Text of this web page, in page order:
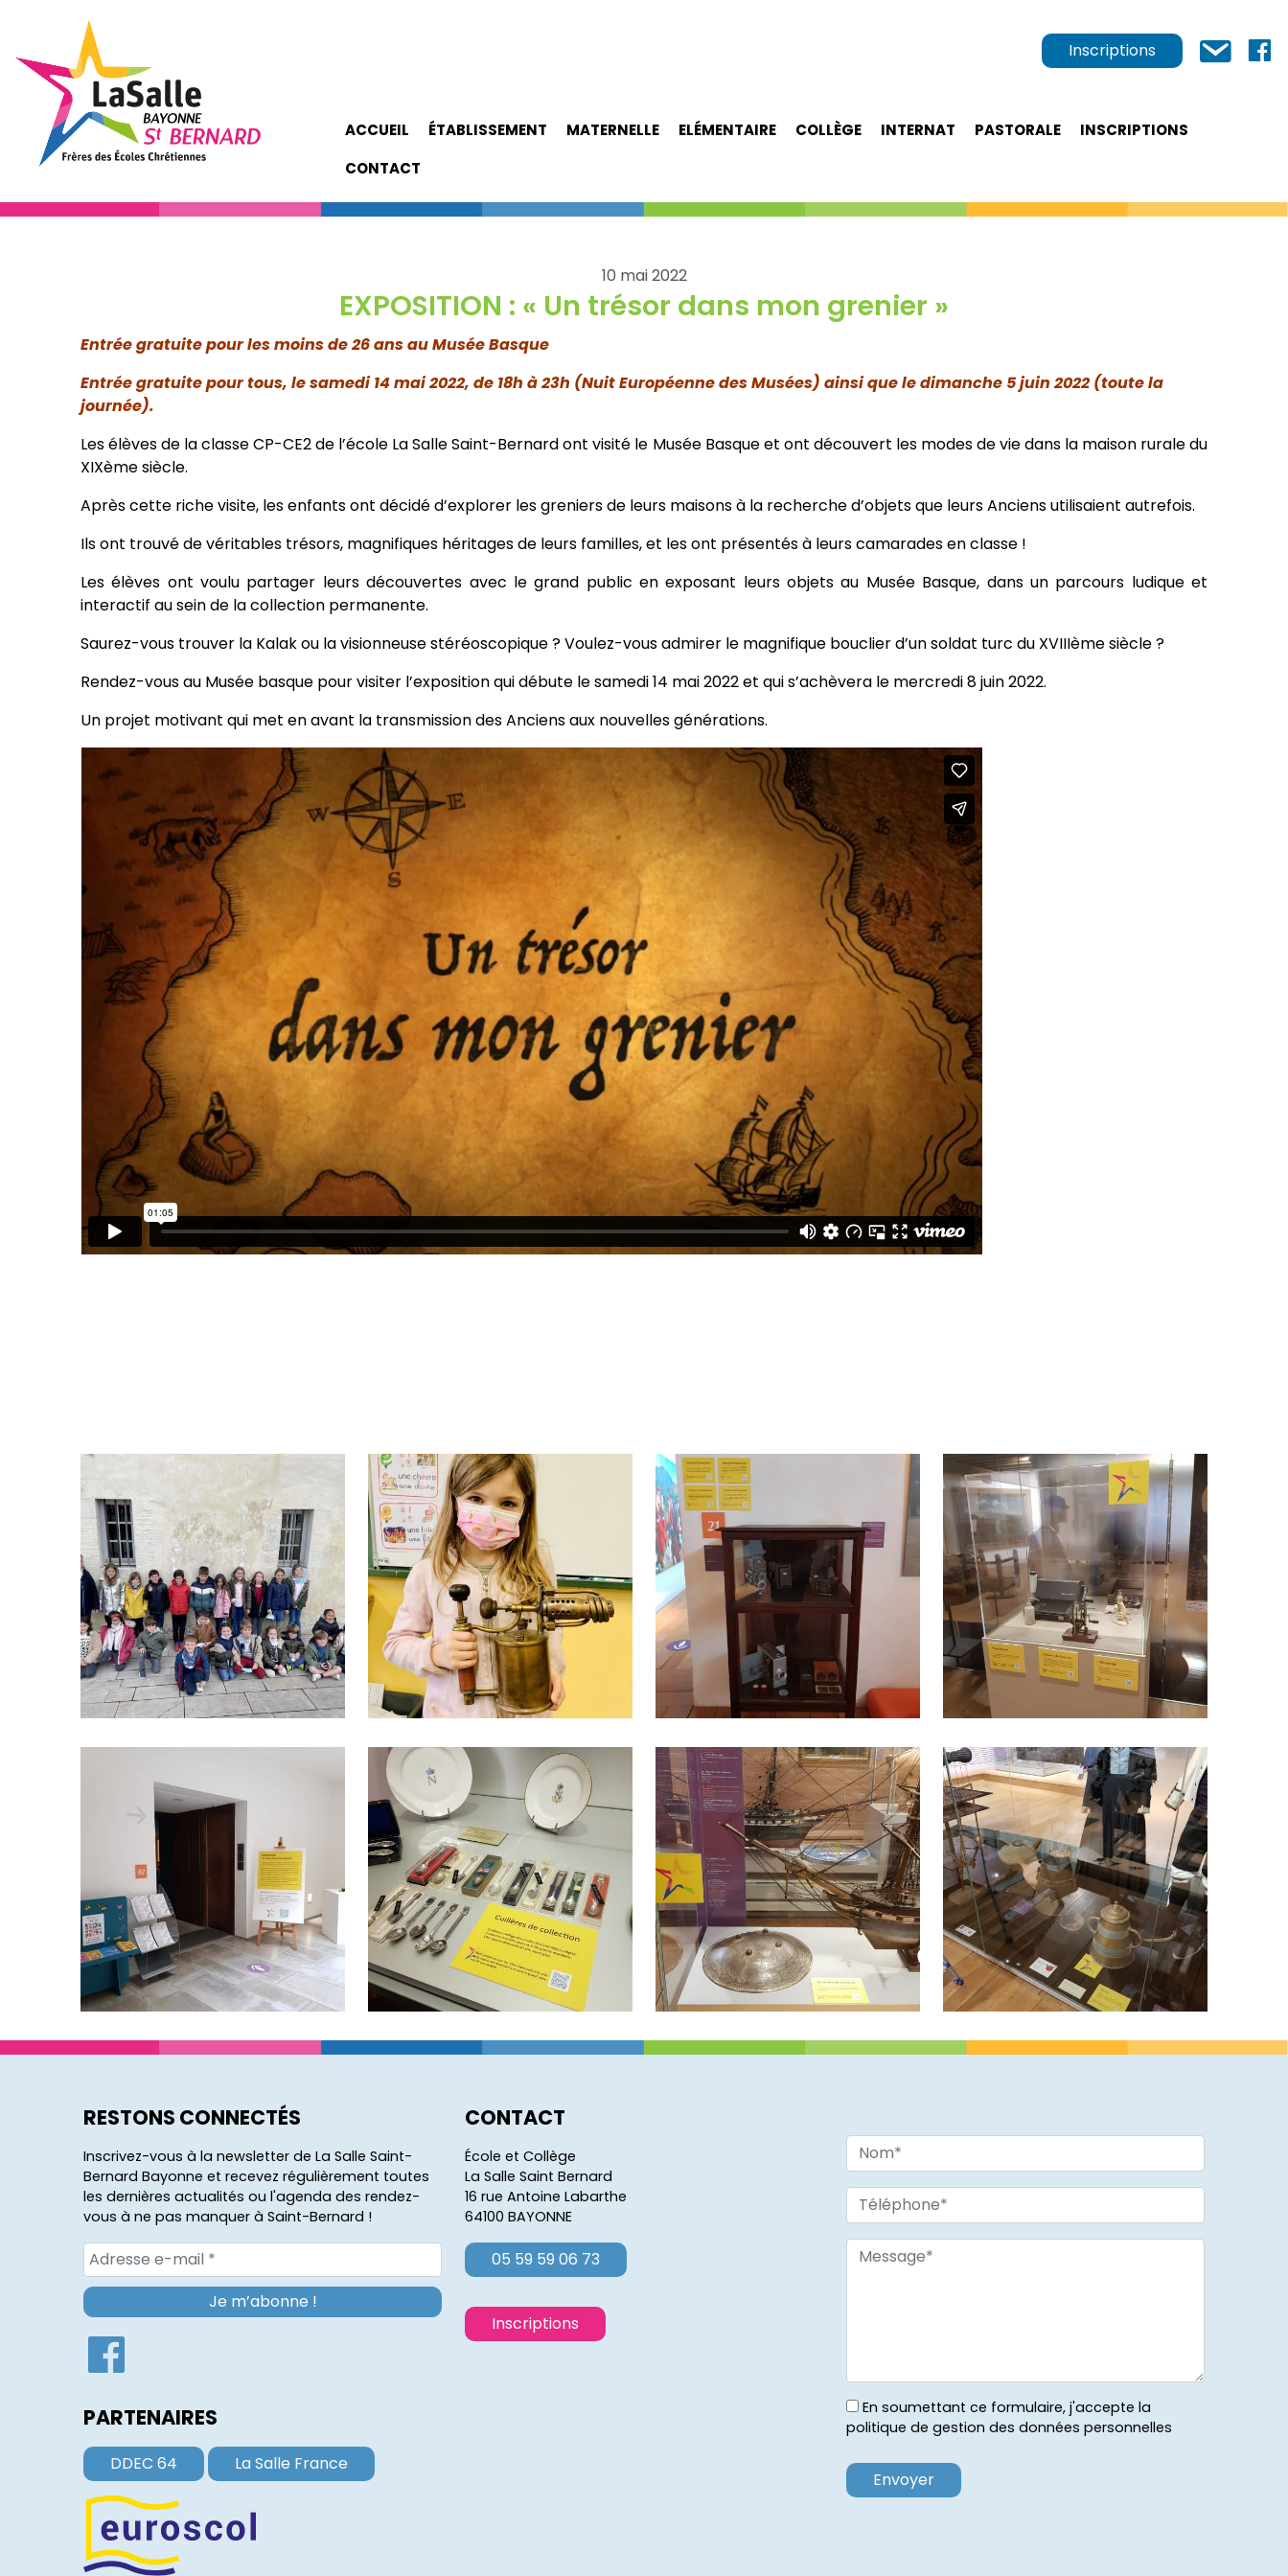
Inscriptions
ACCUEIL ÉTABLISSEMENT MATERNELLE ELÉMENTAIRE COLLÈGE INTERNAT PASTORALE
INSCRIPTIONS
CONTACT
10 mai 2022
EXPOSITION : « Un trésor dans mon grenier »
Entrée gratuite pour les moins de 26 ans au Musée Basque
Entrée gratuite pour tous, le samedi 14 mai 2022, de 18h à 23h (Nuit Européenne des Musées) ainsi que le dimanche 5 juin 2022 (toute la
journée).
Les élèves de la classe CP-CE2 de l’école La Salle Saint-Bernard ont visité le Musée Basque et ont découvert les modes de vie dans la maison rurale du
XIXème siècle.
Après cette riche visite, les enfants ont décidé d’explorer les greniers de leurs maisons à la recherche d’objets que leurs Anciens utilisaient autrefois.
Ils ont trouvé de véritables trésors, magnifiques héritages de leurs familles, et les ont présentés à leurs camarades en classe !
Les élèves ont voulu partager leurs découvertes avec le grand public en exposant leurs objets au Musée Basque, dans un parcours ludique et
interactif au sein de la collection permanente.
Saurez-vous trouver la Kalak ou la visionneuse stéréoscopique ? Voulez-vous admirer le magnifique bouclier d’un soldat turc du XVIIIème siècle ?
Rendez-vous au Musée basque pour visiter l’exposition qui débute le samedi 14 mai 2022 et qui s’achèvera le mercredi 8 juin 2022.
Un projet motivant qui met en avant la transmission des Anciens aux nouvelles générations.
RESTONS CONNECTÉS
Inscrivez-vous à la newsletter de La Salle Saint-
Bernard Bayonne et recevez régulièrement toutes
les dernières actualités ou l'agenda des rendez-
vous à ne pas manquer à Saint-Bernard !
PARTENAIRES
DDEC 64 La Salle France
CONTACT
École et Collège
La Salle Saint Bernard
16 rue Antoine Labarthe
64100 BAYONNE
05 59 59 06 73
Inscriptions
En soumettant ce formulaire, j'accepte la
politique de gestion des données personnelles